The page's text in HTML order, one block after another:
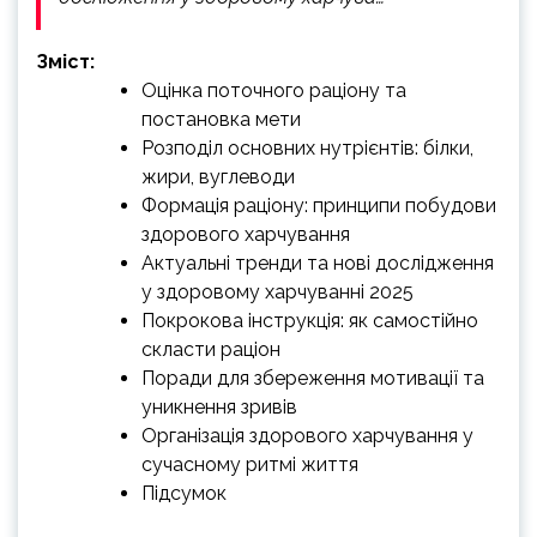
Зміст:
Оцінка поточного раціону та
постановка мети
Розподіл основних нутрієнтів: білки,
жири, вуглеводи
Формація раціону: принципи побудови
здорового харчування
Актуальні тренди та нові дослідження
у здоровому харчуванні 2025
Покрокова інструкція: як самостійно
скласти раціон
Поради для збереження мотивації та
уникнення зривів
Організація здорового харчування у
сучасному ритмі життя
Підсумок